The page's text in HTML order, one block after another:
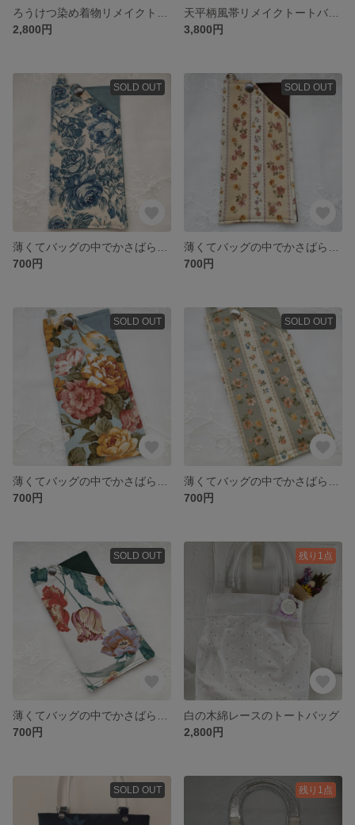
2,800円
3,800円
SOLD OUT
700円
SOLD OUT
700円
SOLD OUT
700円
SOLD OUT
700円
SOLD OUT
700円
残り1点
白の木綿レースのトートバッグ
2,800円
SOLD OUT 残り1点